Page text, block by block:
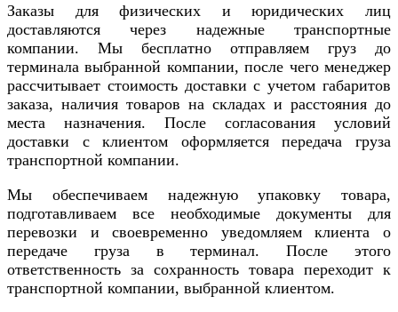
Заказы для физических и юридических лиц
доставляются через надежные транспортные
компании. Мы бесплатно отправляем груз до
терминала выбранной компании, после чего менеджер
рассчитывает стоимость доставки с учетом габаритов
заказа, наличия товаров на складах и расстояния до
места назначения. После согласования условий
доставки с клиентом оформляется передача груза
транспортной компании.
Мы обеспечиваем надежную упаковку товара,
подготавливаем все необходимые документы для
перевозки и своевременно уведомляем клиента о
передаче груза в терминал. После этого
ответственность за сохранность товара переходит к
транспортной компании, выбранной клиентом.